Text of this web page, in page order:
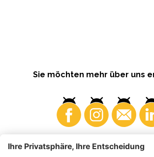
Sie möchten mehr über uns
Konsumenten